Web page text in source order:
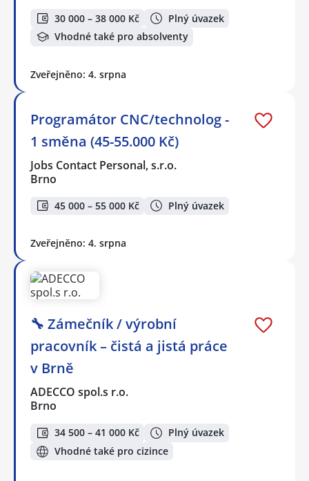
30 000 – 38 000 Kč
Plný úvazek
Vhodné také pro absolventy
Zveřejněno: 4. srpna
Programátor CNC/technolog -
1 směna (45-55.000 Kč)
Jobs Contact Personal, s.r.o.
Brno
45 000 – 55 000 Kč Plný úvazek
Zveřejněno: 4. srpna
🔧 Zámečník / výrobní
pracovník – čistá a jistá práce
v Brně
ADECCO spol.s r.o.
Brno
34 500 – 41 000 Kč
Plný úvazek
Vhodné také pro cizince